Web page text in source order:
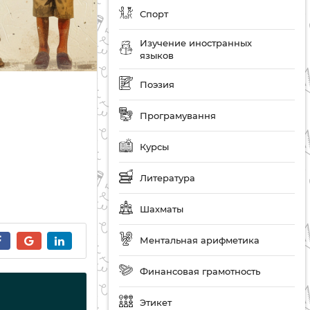
Спорт
Изучение иностранных
языков
Поэзия
Програмування
Курсы
Литература
Шахматы
Ментальная арифметика
Финансовая грамотность
Этикет